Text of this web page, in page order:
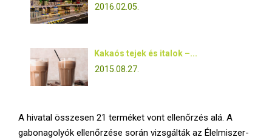
2016.02.05.
Kakaós tejek és italok –...
2015.08.27.
A hivatal összesen 21 terméket vont ellenőrzés alá. A
gabonagolyók ellenőrzése során vizsgálták az Élelmiszer-